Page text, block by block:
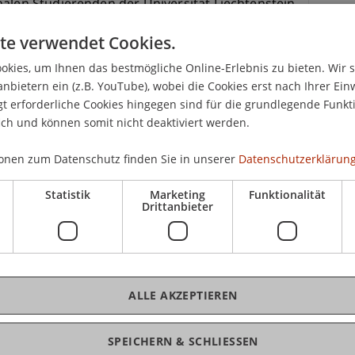
Studierenden der Universität Liechtenstein
in Vaduz mit Glühwein für
ist es, den Nachbarn, den Studierenden und
Pergola vorzustellen. Die Pergola ist ein
konzipiert worden ist, und von einer
Architektur im Herbst dieses Jahres
Liechtenstein bietet aktuell 53
aller Welt. Derzeit wohnen Menschen aus über
Bulgarien, Deutschland, Mexiko, Polen,
im Wohnheim. Einige sind Gaststudierende
Partneruniversitäten nach Liechtenstein.
Kulturen ist das Leben im
Austausch mit lokalen Studierenden wird
verwendet Cookies.
um Ihnen das bestmögliche Online-Erlebnis zu bieten. Wir
ein (z.B. YouTube), wobei die Cookies erst nach Ihrer
erforderliche Cookies hingegen sind für die grundlegende
und können somit nicht deaktiviert werden.
zum Datenschutz finden Sie in unserer
Statistik Marketing
Drittanbieter
Funktionalität
SPEICHERN & SCHLIESSEN
ALLE AKZEPTIEREN